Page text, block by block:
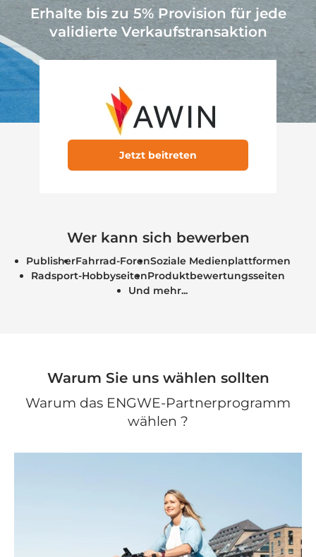
Erhalte bis zu 5% Provision für jede
validierte Verkaufstransaktion
Jetzt beitreten
Wer kann sich bewerben
PublisherFahrrad-ForenSoziale Medienplattformen
Radsport-HobbyseitenProduktbewertungsseiten
Und mehr...
Warum Sie uns wählen sollten
Warum das ENGWE-Partnerprogramm
wählen ?